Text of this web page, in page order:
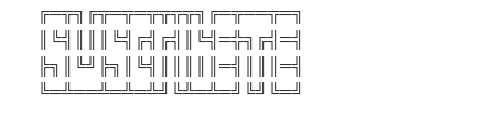
╔═╦╗╔╦═╦═╦╦╦╦╗╔═╦══╦═╗
║╚╣║║║╚╣╔╣╔╣║╚╣═╬╗╔╣═╣
╠╗║╚╝╠╗║╚╣║║║║║═╣║║║═╣
╚═╩══╩═╩═╩╝╚╩═╩═╝╚╝╚═╝